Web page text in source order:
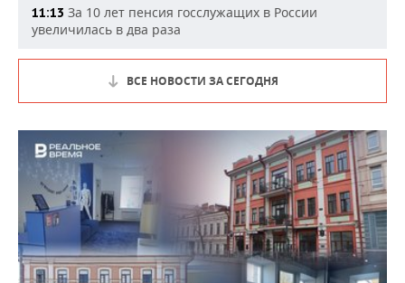
11:13 За 10 лет пенсия госслужащих в России
увеличилась в два раза
ВСЕ НОВОСТИ ЗА СЕГОДНЯ